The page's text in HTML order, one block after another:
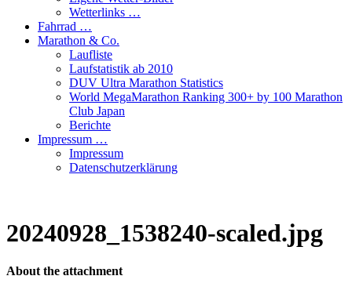
Wetterlinks …
Fahrrad …
Marathon & Co.
Laufliste
Laufstatistik ab 2010
DUV Ultra Marathon Statistics
World MegaMarathon Ranking 300+ by 100 Marathon
Club Japan
Berichte
Impressum …
Impressum
Datenschutzerklärung
20240928_1538240-scaled.jpg
About the attachment